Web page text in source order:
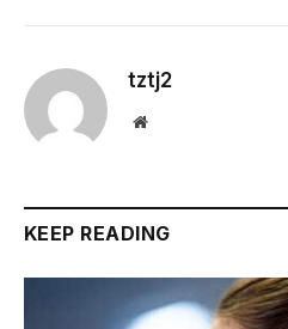
tztj2
Website
KEEP READING